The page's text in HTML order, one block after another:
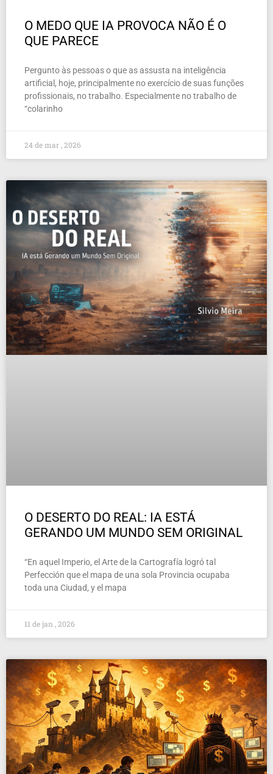
O MEDO QUE IA PROVOCA NÃO É O
QUE PARECE
Pergunto às pessoas o que as assusta na inteligência
artificial, hoje, principalmente no exercício de suas funções
profissionais, no trabalho. Especialmente no trabalho de
“colarinho
24 de mar , 2026
O DESERTO DO REAL: IA ESTÁ
GERANDO UM MUNDO SEM ORIGINAL
“En aquel Imperio, el Arte de la Cartografía logró tal
Perfección que el mapa de una sola Provincia ocupaba
toda una Ciudad, y el mapa
11 de jan , 2026